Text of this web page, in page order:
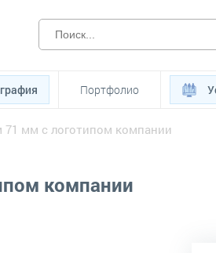
Портфолио
71 мм с логотипом компании
компании